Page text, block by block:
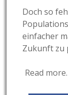
Doch so
einfacher
Zukunft zu
Read